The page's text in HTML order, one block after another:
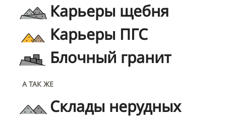
Карьеры щебня
Карьеры ПГС
Блочный гранит
А ТАК ЖЕ
Склады нерудных